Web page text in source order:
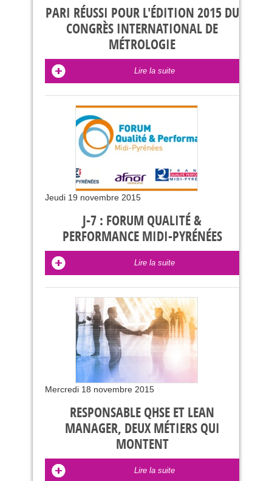
PARI RÉUSSI POUR L'ÉDITION 2015 DU
CONGRÈS INTERNATIONAL DE
MÉTROLOGIE
Lire la suite
Jeudi 19 novembre 2015
J-7 : FORUM QUALITÉ &
PERFORMANCE MIDI-PYRÉNÉES
Lire la suite
Mercredi 18 novembre 2015
RESPONSABLE QHSE ET LEAN
MANAGER, DEUX MÉTIERS QUI
MONTENT
Lire la suite